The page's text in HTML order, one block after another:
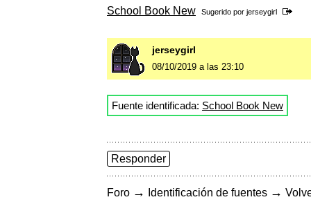
School Book New Sugerido por jerseygirl
jerseygirl
08/10/2019 a las 23:10
Fuente identificada: School Book New
Responder
Foro → Identificación de fuentes →